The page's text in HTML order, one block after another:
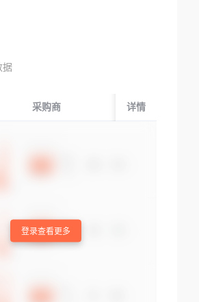
据
采购商 起运国/地区
详情
登录查看更多